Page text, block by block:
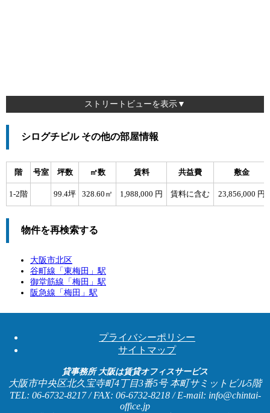
ストリートビューを表示▼
シログチビル その他の部屋情報
階 号室 坪数 ㎡数 賃料 共益費 敷金
1-2階 99.4坪 328.60㎡ 1,988,000 円 賃料に含む 23,856,000 円
物件を再検索する
大阪市北区
谷町線「 東梅田 」駅
御堂筋線「 梅田 」駅
阪急線「 梅田 」駅
プライバシーポリシー
サイトマップ
貸事務所 大阪は賃貸オフィスサービス
大阪市中央区北久宝寺町4丁目3番5号 本町サミットビル5階
TEL: 06-6732-8217 / FAX: 06-6732-8218 / E-mail: info@chintai-
office.jp